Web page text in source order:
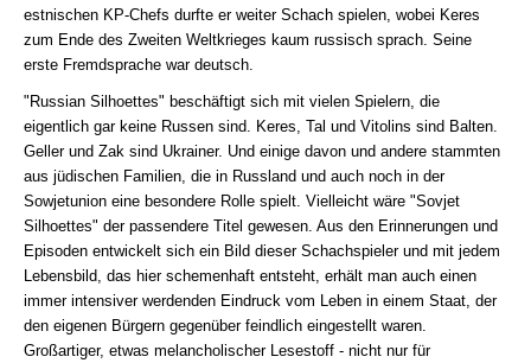
estnischen KP-Chefs durfte er weiter Schach spielen, wobei Keres
zum Ende des Zweiten Weltkrieges kaum russisch sprach. Seine
erste Fremdsprache war deutsch.
"Russian Silhoettes" beschäftigt sich mit vielen Spielern, die
eigentlich gar keine Russen sind. Keres, Tal und Vitolins sind Balten.
Geller und Zak sind Ukrainer. Und einige davon und andere stammten
aus jüdischen Familien, die in Russland und auch noch in der
Sowjetunion eine besondere Rolle spielt. Vielleicht wäre "Sovjet
Silhoettes" der passendere Titel gewesen. Aus den Erinnerungen und
Episoden entwickelt sich ein Bild dieser Schachspieler und mit jedem
Lebensbild, das hier schemenhaft entsteht, erhält man auch einen
immer intensiver werdenden Eindruck vom Leben in einem Staat, der
den eigenen Bürgern gegenüber feindlich eingestellt waren.
Großartiger, etwas melancholischer Lesestoff - nicht nur für